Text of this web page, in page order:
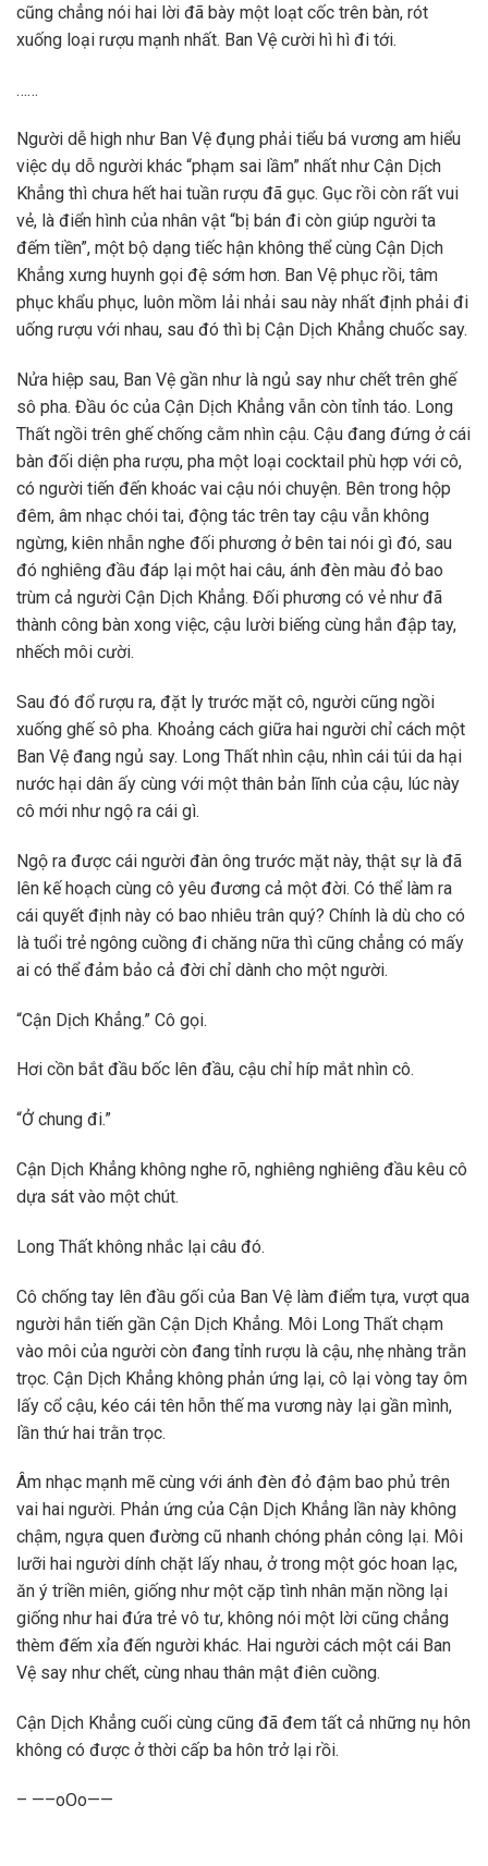
cũng chẳng nói hai lời đã bày một loạt cốc trên bàn, rót
xuống loại rượu mạnh nhất. Ban Vệ cười hì hì đi tới.
……
Người dễ high như Ban Vệ đụng phải tiểu bá vương am hiểu
việc dụ dỗ người khác “phạm sai lầm” nhất như Cận Dịch
Khẳng thì chưa hết hai tuần rượu đã gục. Gục rồi còn rất vui
vẻ, là điển hình của nhân vật “bị bán đi còn giúp người ta
đếm tiền”, một bộ dạng tiếc hận không thể cùng Cận Dịch
Khẳng xưng huynh gọi đệ sớm hơn. Ban Vệ phục rồi, tâm
phục khẩu phục, luôn mồm lải nhải sau này nhất định phải đi
uống rượu với nhau, sau đó thì bị Cận Dịch Khẳng chuốc say.
Nửa hiệp sau, Ban Vệ gần như là ngủ say như chết trên ghế
sô pha. Đầu óc của Cận Dịch Khẳng vẫn còn tỉnh táo. Long
Thất ngồi trên ghế chống cằm nhìn cậu. Cậu đang đứng ở cái
bàn đối diện pha rượu, pha một loại cocktail phù hợp với cô,
có người tiến đến khoác vai cậu nói chuyện. Bên trong hộp
đêm, âm nhạc chói tai, động tác trên tay cậu vẫn không
ngừng, kiên nhẫn nghe đối phương ở bên tai nói gì đó, sau
đó nghiêng đầu đáp lại một hai câu, ánh đèn màu đỏ bao
trùm cả người Cận Dịch Khẳng. Đối phương có vẻ như đã
thành công bàn xong việc, cậu lười biếng cùng hắn đập tay,
nhếch môi cười.
Sau đó đổ rượu ra, đặt ly trước mặt cô, người cũng ngồi
xuống ghế sô pha. Khoảng cách giữa hai người chỉ cách một
Ban Vệ đang ngủ say. Long Thất nhìn cậu, nhìn cái túi da hại
nước hại dân ấy cùng với một thân bản lĩnh của cậu, lúc này
cô mới như ngộ ra cái gì.
Ngộ ra được cái người đàn ông trước mặt này, thật sự là đã
lên kế hoạch cùng cô yêu đương cả một đời. Có thể làm ra
cái quyết định này có bao nhiêu trân quý? Chính là dù cho có
là tuổi trẻ ngông cuồng đi chăng nữa thì cũng chẳng có mấy
ai có thể đảm bảo cả đời chỉ dành cho một người.
“Cận Dịch Khẳng.” Cô gọi.
Hơi cồn bắt đầu bốc lên đầu, cậu chỉ híp mắt nhìn cô.
“Ở chung đi.”
Cận Dịch Khẳng không nghe rõ, nghiêng nghiêng đầu kêu cô
dựa sát vào một chút.
Long Thất không nhắc lại câu đó.
Cô chống tay lên đầu gối của Ban Vệ làm điểm tựa, vượt qua
người hắn tiến gần Cận Dịch Khẳng. Môi Long Thất chạm
vào môi của người còn đang tỉnh rượu là cậu, nhẹ nhàng trằn
trọc. Cận Dịch Khẳng không phản ứng lại, cô lại vòng tay ôm
lấy cổ cậu, kéo cái tên hỗn thế ma vương này lại gần mình,
lần thứ hai trằn trọc.
Âm nhạc mạnh mẽ cùng với ánh đèn đỏ đậm bao phủ trên
vai hai người. Phản ứng của Cận Dịch Khẳng lần này không
chậm, ngựa quen đường cũ nhanh chóng phản công lại. Môi
lưỡi hai người dính chặt lấy nhau, ở trong một góc hoan lạc,
ăn ý triền miên, giống như một cặp tình nhân mặn nồng lại
giống như hai đứa trẻ vô tư, không nói một lời cũng chẳng
thèm đếm xỉa đến người khác. Hai người cách một cái Ban
Vệ say như chết, cùng nhau thân mật điên cuồng.
Cận Dịch Khẳng cuối cùng cũng đã đem tất cả những nụ hôn
không có được ở thời cấp ba hôn trở lại rồi.
– —–oOo——